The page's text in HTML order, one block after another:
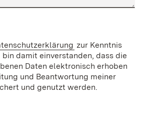
zur Kenntnis
bin damit einverstanden, dass die
Daten elektronisch erhoben
und Beantwortung meiner
und genutzt werden.